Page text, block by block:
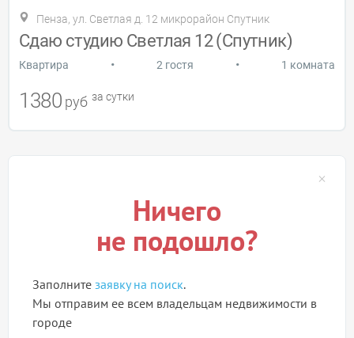
Пенза, ул. Светлая д. 12 микрорайон Спутник
Сдаю студию Светлая 12 (Спутник)
Квартира • 2 гостя • 1 комната
1380 руб за сутки
Ничего
не подошло?
Заполните заявку на поиск.
Мы отправим ее всем владельцам недвижимости в
городе